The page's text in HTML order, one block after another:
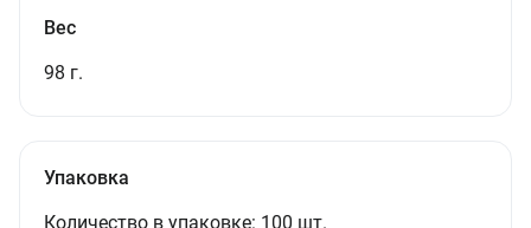
Вес
98 г.
Упаковка
Количество в упаковке: 100 шт.